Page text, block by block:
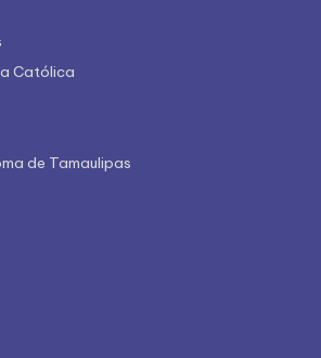
Católica
de Tamaulipas